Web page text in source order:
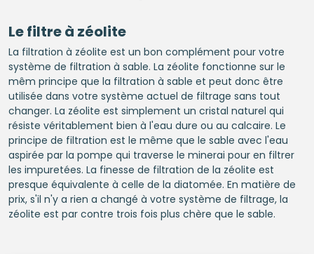
Le filtre à zéolite
La filtration à zéolite est un bon complément pour votre
système de filtration à sable. La zéolite fonctionne sur le
mêm principe que la filtration à sable et peut donc être
utilisée dans votre système actuel de filtrage sans tout
changer. La zéolite est simplement un cristal naturel qui
résiste véritablement bien à l'eau dure ou au calcaire. Le
principe de filtration est le même que le sable avec l'eau
aspirée par la pompe qui traverse le minerai pour en filtrer
les impuretées. La finesse de filtration de la zéolite est
presque équivalente à celle de la diatomée. En matière de
prix, s'il n'y a rien a changé à votre système de filtrage, la
zéolite est par contre trois fois plus chère que le sable.